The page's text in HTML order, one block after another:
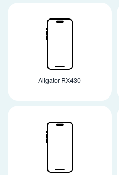
Aligator RX430